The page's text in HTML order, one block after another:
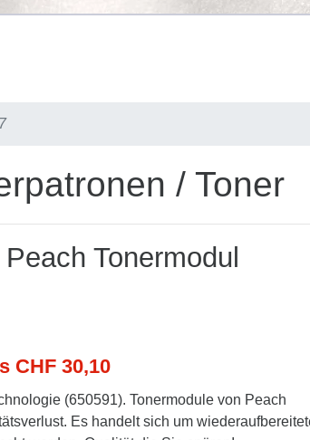
/ Toner
Tonermodul
CHF 30,10
(650591). Tonermodule von Peach
Es handelt sich um